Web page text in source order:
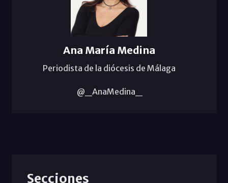
Ana María Medina
Periodista de la diócesis de Málaga
@_AnaMedina_
Secciones